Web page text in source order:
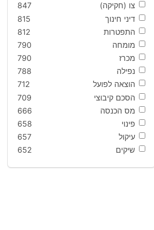
צו (חקיקה)
847
דיני חינוך
815
התפטרות
812
מומחה
790
מכרז
790
נפילה
788
הוצאה לפועל
712
הסכם קיבוצי
709
מס הכנסה
666
פינוי
658
עיקול
657
שיקים
652